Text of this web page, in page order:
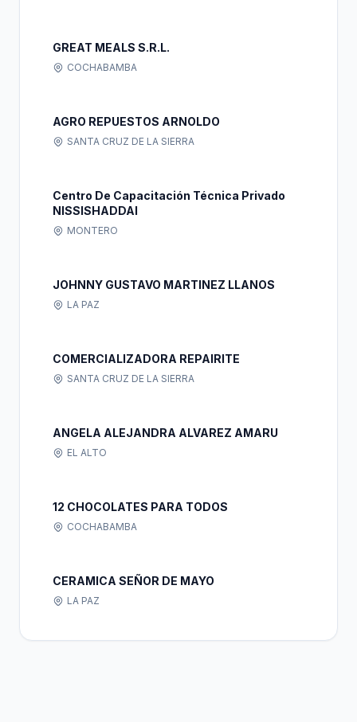
GREAT MEALS S.R.L.
COCHABAMBA
AGRO REPUESTOS ARNOLDO
SANTA CRUZ DE LA SIERRA
Centro De Capacitación Técnica Privado
NISSISHADDAI
MONTERO
JOHNNY GUSTAVO MARTINEZ LLANOS
LA PAZ
COMERCIALIZADORA REPAIRITE
SANTA CRUZ DE LA SIERRA
ANGELA ALEJANDRA ALVAREZ AMARU
EL ALTO
12 CHOCOLATES PARA TODOS
COCHABAMBA
CERAMICA SEÑOR DE MAYO
LA PAZ